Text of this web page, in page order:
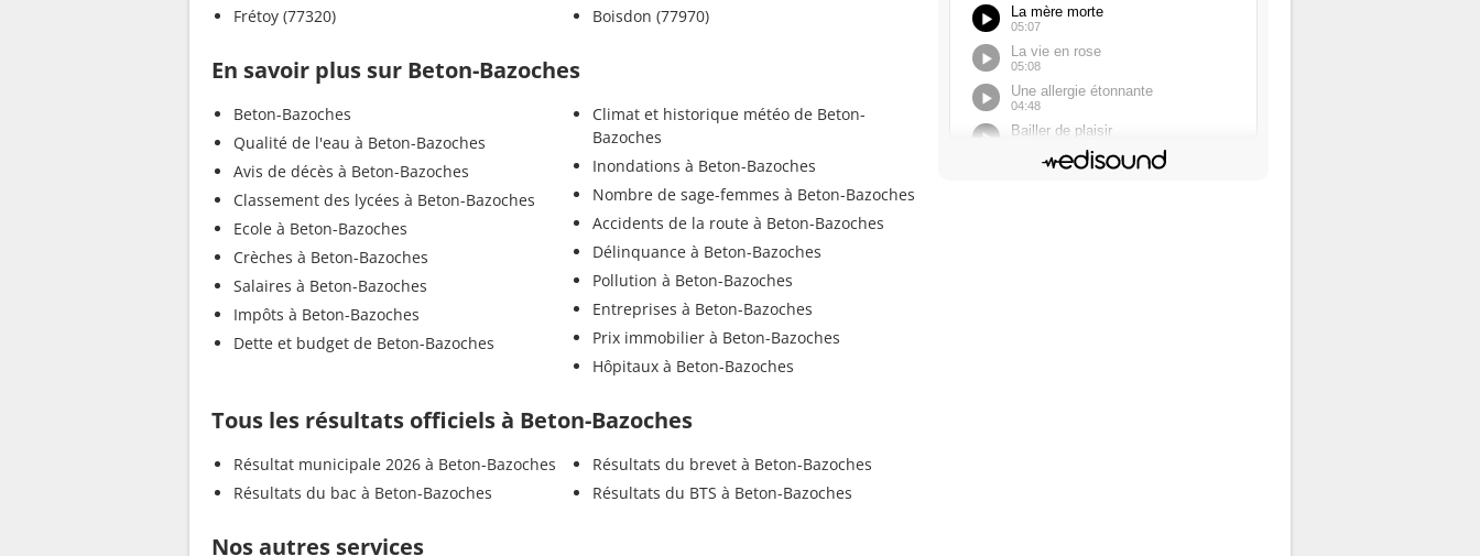
Frétoy (77320)
Boisdon (77970)
En savoir plus sur Beton-Bazoches
Beton-Bazoches
Qualité de l'eau à Beton-Bazoches
Avis de décès à Beton-Bazoches
Classement des lycées à Beton-Bazoches
Ecole à Beton-Bazoches
Crèches à Beton-Bazoches
Salaires à Beton-Bazoches
Impôts à Beton-Bazoches
Dette et budget de Beton-Bazoches
Climat et historique météo de Beton-
Bazoches
Inondations à Beton-Bazoches
Nombre de sage-femmes à Beton-Bazoches
Accidents de la route à Beton-Bazoches
Délinquance à Beton-Bazoches
Pollution à Beton-Bazoches
Entreprises à Beton-Bazoches
Prix immobilier à Beton-Bazoches
Hôpitaux à Beton-Bazoches
Tous les résultats officiels à Beton-Bazoches
Résultat municipale 2026 à Beton-Bazoches
Résultats du bac à Beton-Bazoches
Résultats du brevet à Beton-Bazoches
Résultats du BTS à Beton-Bazoches
Nos autres services